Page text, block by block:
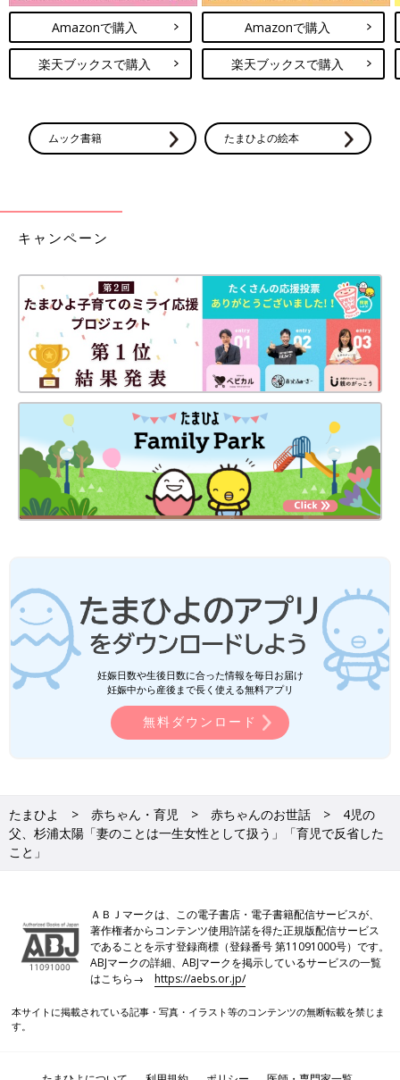
壁！どう乗り越えた？」特集の中では、杉浦さんからの家事・育
児にまつわるママ＆パパのお悩みへのアドバイスも、掲載してい
Amazonで購入
楽天ブックスで購入
Amazonで購入
楽天ブックスで購入
ムック書籍 たまひよの絵本
キャンペーン
妊娠日数や生後日数に合った情報を毎日お届け
妊娠中から産後まで長く使える無料アプリ
無料ダウンロード
たまひよ 赤ちゃん・育児 赤ちゃんのお世話
4児の
父、杉浦太陽「妻のことは一生女性として扱う」「育児で反省した
こと」
ＡＢＪマークは、この電子書店・電子書籍配信サービスが、
著作権者からコンテンツ使用許諾を得た正規版配信サービス
であることを示す登録商標（登録番号 第11091000号）です。
ABJマークの詳細、ABJマークを掲示しているサービスの一覧
はこちら→https://aebs.or.jp/
本サイトに掲載されている記事・写真・イラスト等のコンテンツの無断転載を禁じま
す。